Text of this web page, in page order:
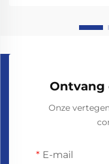
Ontvang
Onze
E-mail